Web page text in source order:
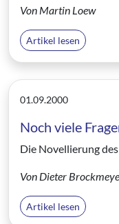
Von Martin Loew
Artikel lesen
01.09.2000
Noch viele
Die Novellierung
Von Dieter
Artikel lesen